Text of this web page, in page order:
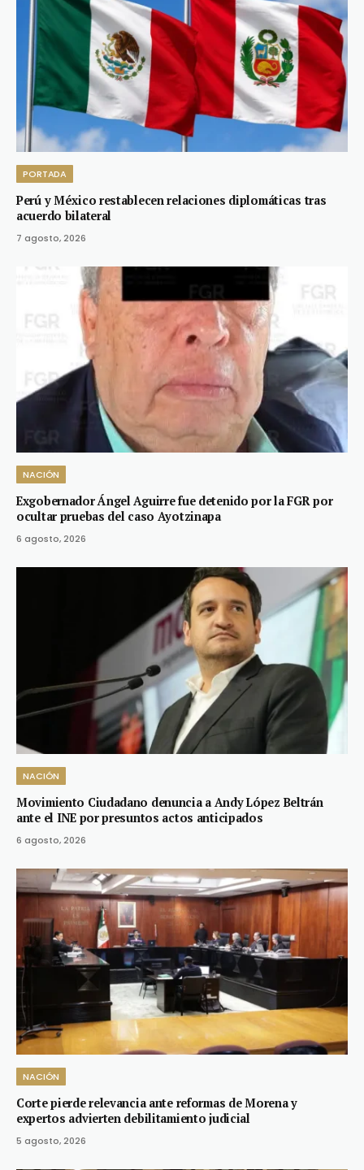
PORTADA
Perú y México restablecen relaciones diplomáticas tras
acuerdo bilateral
7 agosto, 2026
NACIÓN
Exgobernador Ángel Aguirre fue detenido por la FGR por
ocultar pruebas del caso Ayotzinapa
6 agosto, 2026
NACIÓN
Movimiento Ciudadano denuncia a Andy López Beltrán
ante el INE por presuntos actos anticipados
6 agosto, 2026
NACIÓN
Corte pierde relevancia ante reformas de Morena y
expertos advierten debilitamiento judicial
5 agosto, 2026